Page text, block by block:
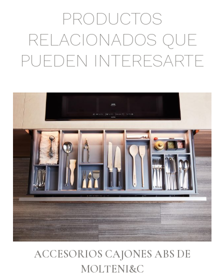
PRODUCTOS
RELACIONADOS QUE
PUEDEN INTERESARTE
ACCESORIOS CAJONES ABS DE
MOLTENI&C